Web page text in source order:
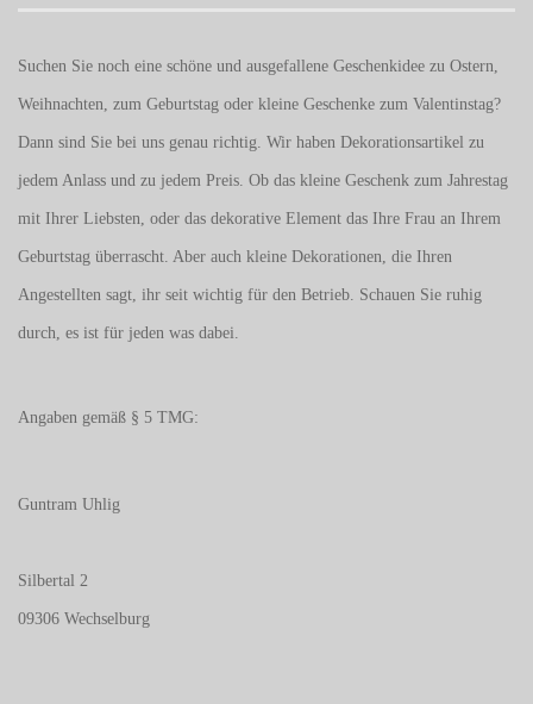
Suchen Sie noch eine schöne und ausgefallene Geschenkidee zu Ostern,
Weihnachten, zum Geburtstag oder kleine Geschenke zum Valentinstag?
Dann sind Sie bei uns genau richtig. Wir haben Dekorationsartikel zu
jedem Anlass und zu jedem Preis. Ob das kleine Geschenk zum Jahrestag
mit Ihrer Liebsten, oder das dekorative Element das Ihre Frau an Ihrem
Geburtstag überrascht. Aber auch kleine Dekorationen, die Ihren
Angestellten sagt, ihr seit wichtig für den Betrieb. Schauen Sie ruhig
durch, es ist für jeden was dabei.
Angaben gemäß § 5 TMG:
Guntram Uhlig
Silbertal 2
09306 Wechselburg